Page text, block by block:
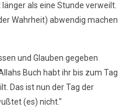
als eine Stunde verweilt.
Wahrheit) abwendig machen
und Glauben gegeben
Buch habt ihr bis zum Tag
Das ist nun der Tag der
(es) nicht."